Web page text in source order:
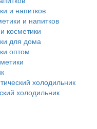
и напитков
и напитков
косметики
для дома
оптом
холодильник
холодильник